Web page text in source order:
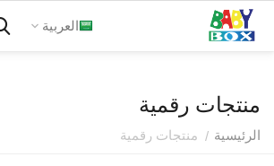
العربية
منتجات رقمية
الرئيسية / منتجات رقمية